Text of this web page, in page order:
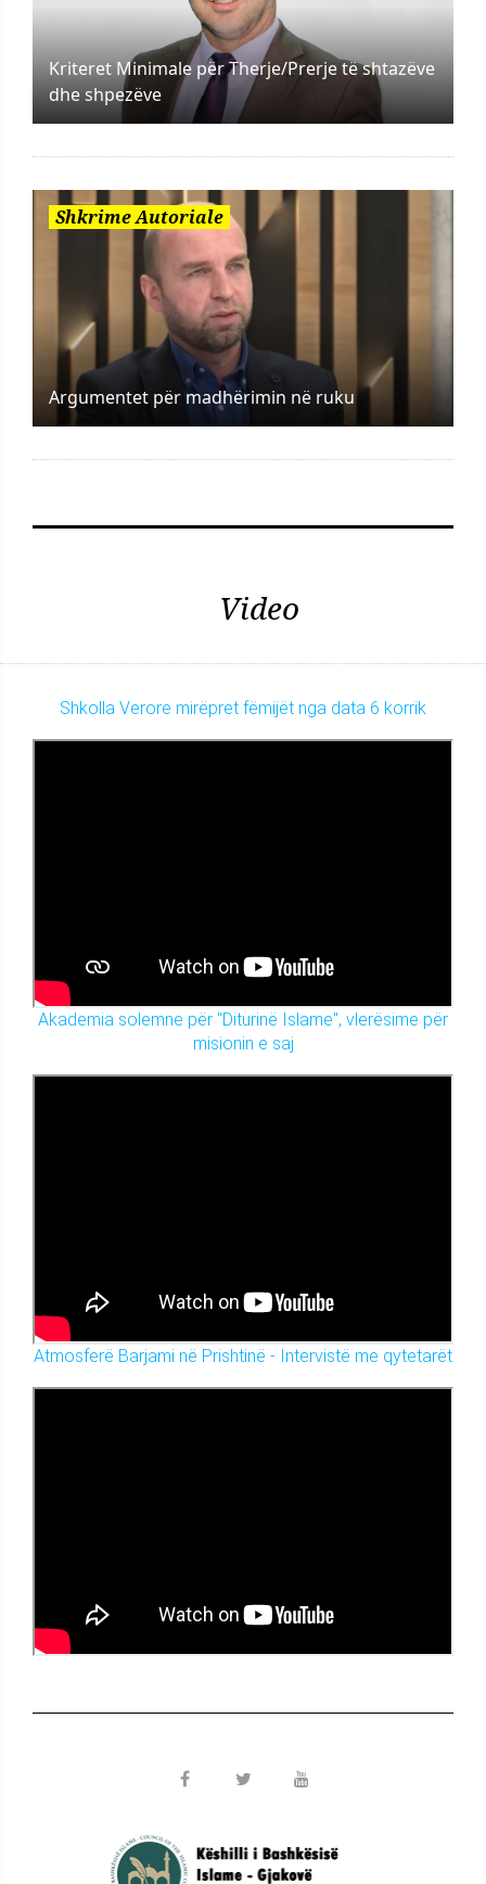
Kriteret Minimale për Therje/Prerje të shtazëve
dhe shpezëve
Shkrime Autoriale
Argumentet për madhërimin në ruku
Video
Shkolla Verore mirëpret fëmijët nga data 6 korrik
Akademia solemne për "Diturinë Islame", vlerësime për
misionin e saj
Atmosferë Barjami në Prishtinë - Intervistë me qytetarët